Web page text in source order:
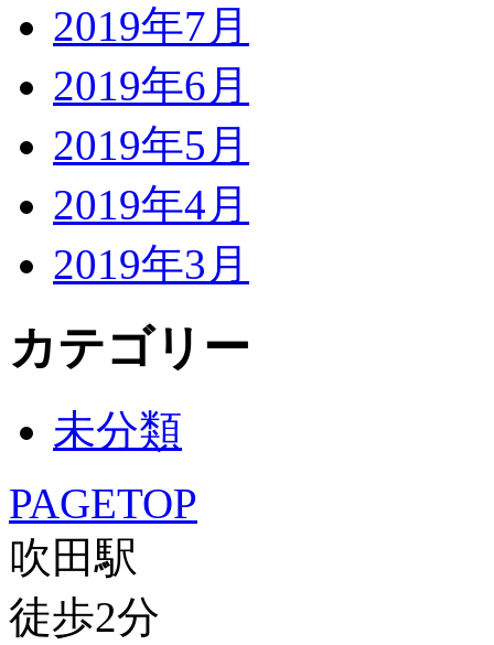
2019年7月
2019年6月
2019年5月
2019年4月
2019年3月
カテゴリー
未分類
PAGETOP
吹田駅
徒歩2分